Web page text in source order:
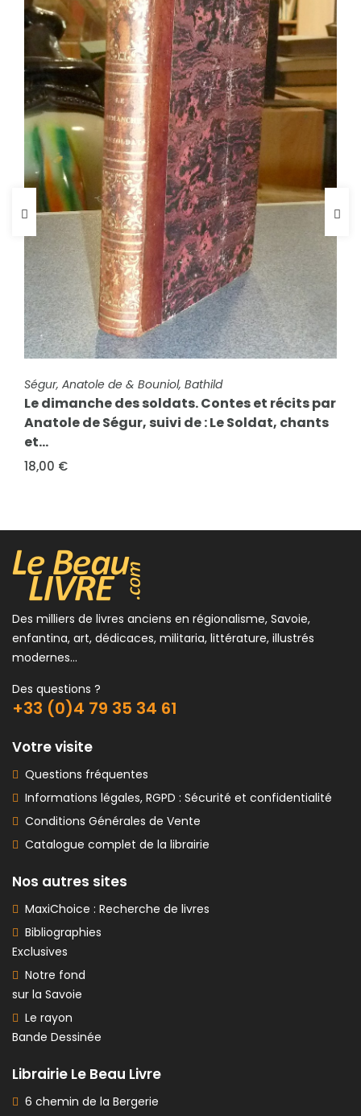
FICHE COMPLÈTE
Ségur, Anatole de & Bouniol, Bathild
Le dimanche des soldats. Contes et récits par
Anatole de Ségur, suivi de : Le Soldat, chants
et...
18,00 €
FICHE COMPLÈTE
Murger, Henry
Les vacances de Camille
15,00 €
Des milliers de livres anciens en régionalisme, Savoie,
enfantina, art, dédicaces, militaria, littérature, illustrés
modernes...
Des questions ?
+33 (0)4 79 35 34 61
Votre visite
Questions fréquentes
Informations légales, RGPD : Sécurité et confidentialité
Conditions Générales de Vente
Catalogue complet de la librairie
Nos autres sites
MaxiChoice : Recherche de livres
Bibliographies
Exclusives
Notre fond
sur la Savoie
Le rayon
Bande Dessinée
Librairie Le Beau Livre
6 chemin de la Bergerie